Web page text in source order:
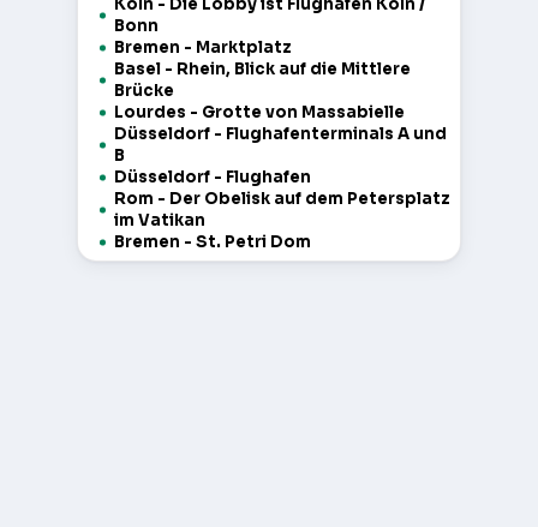
Köln - Die Lobby ist Flughafen Köln /
Bonn
Bremen - Marktplatz
Basel - Rhein, Blick auf die Mittlere
Brücke
Lourdes - Grotte von Massabielle
Düsseldorf - Flughafenterminals A und
B
Düsseldorf - Flughafen
Rom - Der Obelisk auf dem Petersplatz
im Vatikan
Bremen - St. Petri Dom